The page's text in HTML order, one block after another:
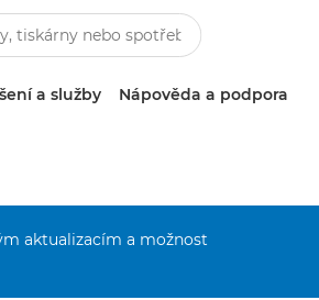
a služby Nápověda a podpora
aktualizacím a možnost